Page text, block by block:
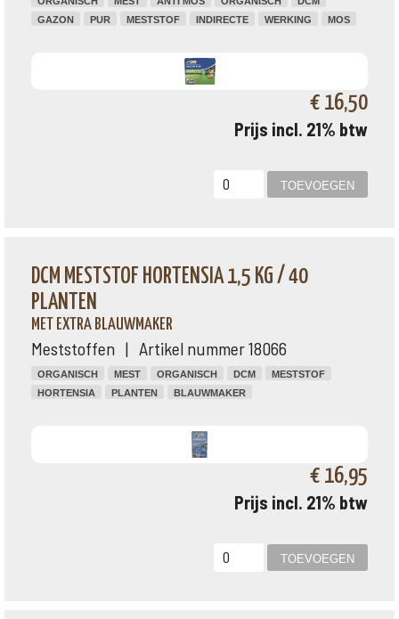
GAZON
PUR MESTSTOF INDIRECTE WERKING MOS
€ 16,50
Prijs incl. 21% btw
DCM MESTSTOF HORTENSIA 1,5 KG / 40
PLANTEN
MET EXTRA BLAUWMAKER
Meststoffen | Artikel nummer 18066
ORGANISCH MEST ORGANISCH DCM
MESTSTOF
HORTENSIA
PLANTEN BLAUWMAKER
€ 16,95
Prijs incl. 21% btw